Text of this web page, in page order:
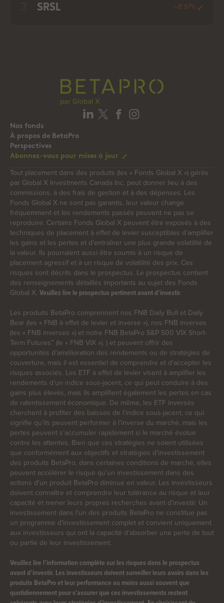
SRSL --8.97%
Nos fonds
À propos de BetaPro
Perspectives
Abonnez-vous pour mises à jour
Tout placement dans des produits (les « Fonds Global X ») gérés
par Global X Investments Canada Inc. peut donner lieu à des
commissions, à des frais de gestion et à des dépenses. Les
Fonds Global X ne sont pas garantis, leur valeur change
fréquemment et les rendements passés peuvent ne pas se
reproduire. Certains Fonds Global X peuvent être exposés à des
techniques de placement à effet de levier susceptibles d’amplifier
les gains et les pertes et d’entraîner une plus grande volatilité de
la valeur. Ils pourraient aussi être soumis à un risque de
placement agressif et à un risque de volatilité des prix. Ces
risques sont décrits dans le prospectus. Le prospectus contient
des renseignements détaillés importants au sujet des Fonds
Global X. Veuillez lire le prospectus pertinent avant d’investir.
Les produits BetaPro comprennent nos FNB Daily Bull et Daily
Bear (les « FNB à effet de levier et inverse »), nos FNB inverses
(les « FNB inverses ») et notre FNB BetaPro S&P 500 VIX Short-
Term Futures™ (le « FNB VIX »). ) et peuvent offrir des
opportunités d'amélioration des rendements ou de stratégies de
couverture, mais il est essentiel de comprendre et d'accepter les
risques associés. Les ETF à effet de levier visent à amplifier les
rendements d’un indice sous-jacent, ce qui peut conduire à des
gains plus élevés, mais ils amplifient également les pertes en cas
de ralentissement économique. De même, les ETF inversés
cherchent à profiter des baisses de l’indice sous-jacent, ce qui
signifie qu’ils peuvent performer à l’inverse du marché, mais les
pertes peuvent s’accumuler rapidement si le marché évolue
contre les attentes. Bien que ces stratégies ne soient utilisées
que conformément aux objectifs et stratégies d'investissement
des produits BetaPro, dans certaines conditions de marché, elles
peuvent accélérer le risque qu'un investissement dans des
actions d'un produit BetaPro diminue en valeur. Les investisseurs
doivent connaître et comprendre leur tolérance au risque et leur
capacité et mener leurs propres recherches avant d’investir. Un
investissement dans l'un des produits BetaPro ne constitue pas
un programme d'investissement complet et convient uniquement
aux investisseurs qui ont la capacité d'absorber une perte de tout
ou partie de leur investissement.
Veuillez lire l’information complète sur les risques dans le prospectus
avant d’investir. Les investisseurs doivent surveiller leurs avoirs dans les
produits BetaPro et leur performance au moins aussi souvent que
quotidiennement pour s'assurer que ces investissements restent